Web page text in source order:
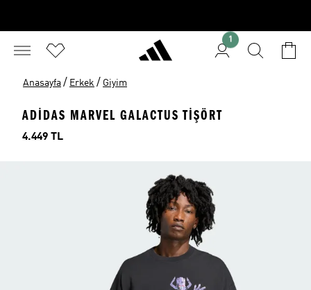
1
Anasayfa / Erkek / Giyim
ADIDAS MARVEL GALACTUS TIŞÖRT
Fiyat
4.449 TL